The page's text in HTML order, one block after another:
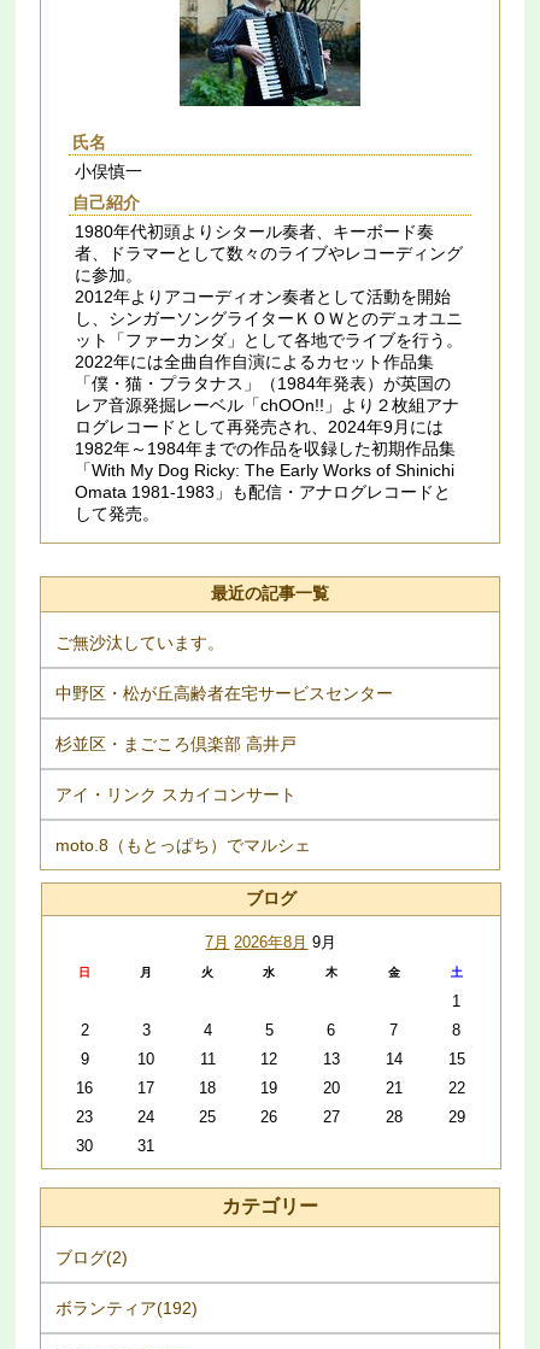
氏名
小俣慎一
自己紹介
1980年代初頭よりシタール奏者、キーボード奏
者、ドラマーとして数々のライブやレコーディング
に参加。
2012年よりアコーディオン奏者として活動を開始
し、シンガーソングライターＫＯＷとのデュオユニ
ット「ファーカンダ」として各地でライブを行う。
2022年には全曲自作自演によるカセット作品集
「僕・猫・プラタナス」（1984年発表）が英国の
レア音源発掘レーベル「chOOn!!」より２枚組アナ
ログレコードとして再発売され、2024年9月には
1982年～1984年までの作品を収録した初期作品集
「With My Dog Ricky: The Early Works of Shinichi
Omata 1981​-​1983」も配信・アナログレコードと
して発売。
最近の記事一覧
ご無沙汰しています。
中野区・松が丘高齢者在宅サービスセンター
杉並区・まごころ倶楽部 高井戸
アイ・リンク スカイコンサート
moto.8（もとっぱち）でマルシェ
ブログ
7月 2026年8月 9月
日 月 火 水 木 金 土
1
2
3 4 5 6 7
8
9
10 11 12 13 14
15
16
17 18 19 20 21
22
23
24 25 26 27 28
29
30
31
カテゴリー
ブログ(2)
ボランティア(192)